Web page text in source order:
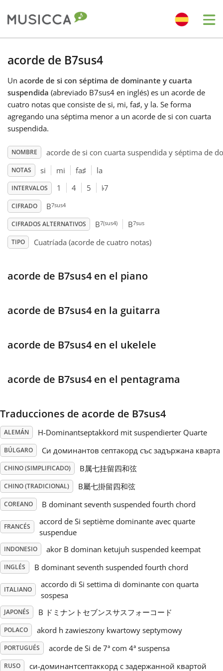
Български
Dansk
Deutsch
Español
Français
한국어
हिन्दी
Português
Русский
Svenska
Tiếng Việt
Türkçe
Українська
简体中文
acorde de B7sus4
Un acorde de si con séptima de dominante y cuarta
suspendida (abreviado B7sus4 en inglés) es un acorde de
cuatro notas que consiste de si, mi, fa♯, y la. Se forma
agregando una séptima menor a un acorde de si con cuarta
suspendida.
NOMBRE acorde de si con cuarta suspendida y séptima de
NOTAS si mi fa♯ la
INTERVALOS 1 4 5 ♭7
CIFRADO B7sus4
CIFRADOS ALTERNATIVOS B7(sus4) B7sus
TIPO Cuatríada (acorde de cuatro notas)
acorde de B7sus4 en el piano
acorde de B7sus4 en la guitarra
acorde de B7sus4 en el ukelele
acorde de B7sus4 en el pentagrama
Traducciones de acorde de B7sus4
ALEMÁN H-Dominantseptakkord mit suspendierter Quarte
BÚLGARO Си доминантов септакорд със задържана кварта
CHINO (SIMPLIFICADO) B属七挂留四和弦
CHINO (TRADICIONAL) B屬七掛留四和弦
COREANO B dominant seventh suspended fourth chord
FRANCÉS
accord de Si septième dominante avec quarte
suspendue
INDONESIO akor B dominan ketujuh suspended keempat
INGLÉS B dominant seventh suspended fourth chord
ITALIANO
accordo di Si settima di dominante con quarta
sospesa
JAPONÉS B ドミナントセブンスサスフォーコード
POLACO akord h zawieszony kwartowy septymowy
PORTUGUÉS acorde de Si de 7ª com 4ª suspensa
RUSO си-доминантсептаккорд с задержанной квартой